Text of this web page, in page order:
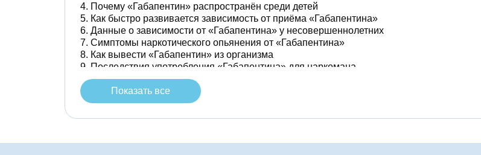
Почему «Габапентин» распространён среди детей
Как быстро развивается зависимость от приёма «Габапентина»
Данные о зависимости от «Габапентина» у несовершеннолетних
Симптомы наркотического опьянения от «Габапентина»
Как вывести «Габапентин» из организма
Последствия употребления «Габапентина» для наркомана
Что происходит при передозировке «Габапентина»
Как сочетается «Габапентин» с другими веществами
Почему необходима реабилитация после Габапентина»
Показать все